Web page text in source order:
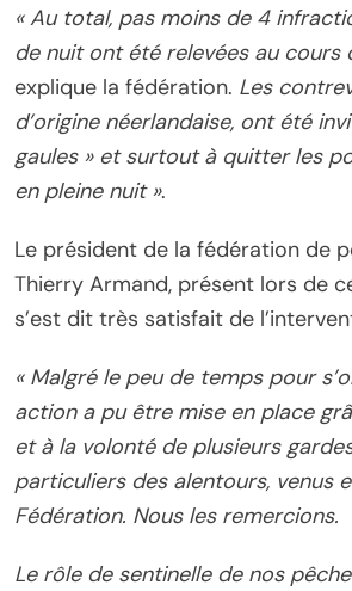
« Au total, pas moins de 4
de nuit ont été relevées au cours
explique la fédération. Les
d’origine néerlandaise, ont été
gaules » et surtout à quitter les
en pleine nuit ».
Le président de la fédération de
Thierry Armand, présent lors de
s’est dit très satisfait de
« Malgré le peu de temps pour
action a pu être mise en place
et à la volonté de plusieurs
particuliers des alentours, venus
Fédération. Nous les remercions.
Le rôle de sentinelle de nos